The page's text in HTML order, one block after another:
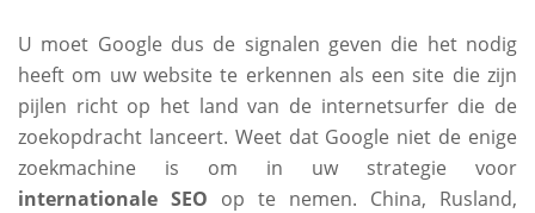
U moet Google dus de signalen geven die het nodig
heeft om uw website te erkennen als een site die zijn
pijlen richt op het land van de internetsurfer die de
zoekopdracht lanceert. Weet dat Google niet de enige
zoekmachine is om in uw strategie voor
internationale SEO op te nemen. China, Rusland,